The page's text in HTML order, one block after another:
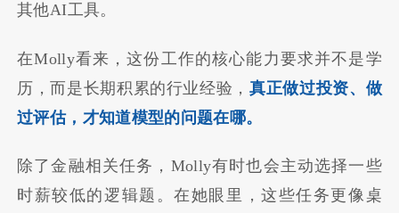
其他AI工具。
在Molly看来，这份工作的核心能力要求并不是学
历，而是长期积累的行业经验，真正做过投资、做
过评估，才知道模型的问题在哪。
除了金融相关任务，Molly有时也会主动选择一些
时薪较低的逻辑题。在她眼里，这些任务更像桌